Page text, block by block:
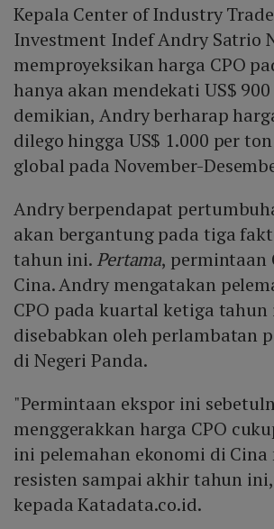
Kepala Center of Industry
Investment Indef Andry Satrio
memproyeksikan harga CPO
hanya akan mendekati US$
demikian, Andry berharap
dilego hingga US$ 1.000 per
global pada November-
Andry berpendapat
akan bergantung pada tiga
tahun ini. Pertama, permintaan
Cina. Andry mengatakan
CPO pada kuartal ketiga
disebabkan oleh perlambatan
di Negeri Panda.
"Permintaan ekspor ini
menggerakkan harga CPO
ini pelemahan ekonomi di Cina
resisten sampai akhir tahun
kepada Katadata.co.id.